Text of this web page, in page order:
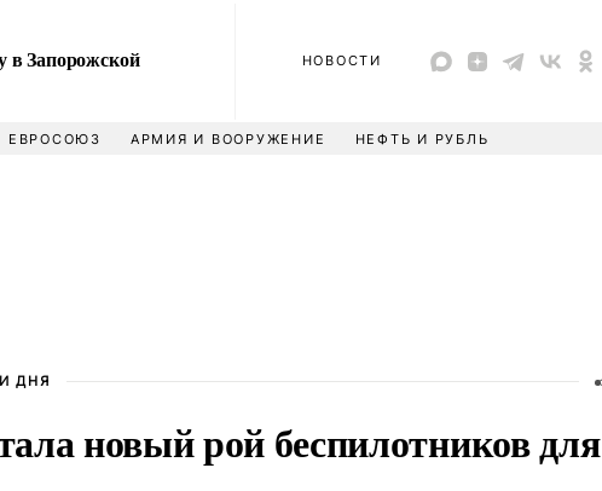
Запорожской
НОВОСТИ
ЕВРОСОЮЗ АРМИЯ И ВООРУЖЕНИЕ НЕФТЬ И РУБЛЬ
ДНЯ
новый рой беспилотников для